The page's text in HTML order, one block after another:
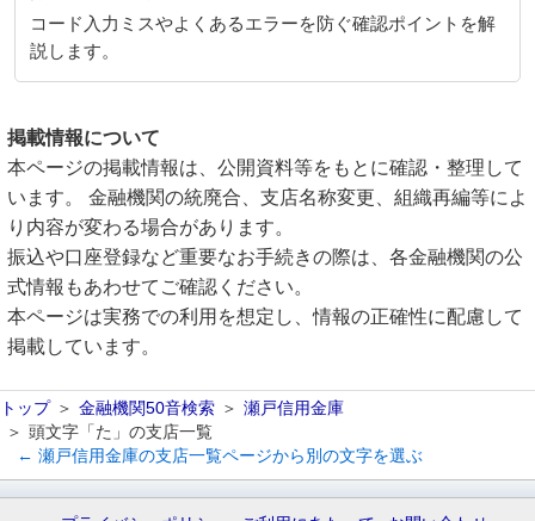
コード入力ミスやよくあるエラーを防ぐ確認ポイントを解
説します。
掲載情報について
本ページの掲載情報は、公開資料等をもとに確認・整理して
います。 金融機関の統廃合、支店名称変更、組織再編等によ
り内容が変わる場合があります。
振込や口座登録など重要なお手続きの際は、各金融機関の公
式情報もあわせてご確認ください。
本ページは実務での利用を想定し、情報の正確性に配慮して
掲載しています。
トップ 金融機関50音検索
瀬戸信用金庫
頭文字「た」の支店一覧
← 瀬戸信用金庫の支店一覧ページから別の文字を選ぶ